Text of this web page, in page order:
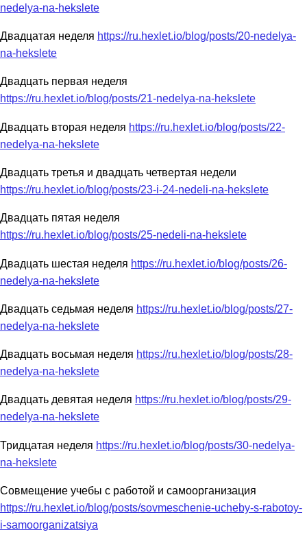
nedelya-na-hekslete
Двадцатая неделя https://ru.hexlet.io/blog/posts/20-nedelya-
na-hekslete
Двадцать первая неделя
https://ru.hexlet.io/blog/posts/21-nedelya-na-hekslete
Двадцать вторая неделя https://ru.hexlet.io/blog/posts/22-
nedelya-na-hekslete
Двадцать третья и двадцать четвертая недели
https://ru.hexlet.io/blog/posts/23-i-24-nedeli-na-hekslete
Двадцать пятая неделя
https://ru.hexlet.io/blog/posts/25-nedeli-na-hekslete
Двадцать шестая неделя https://ru.hexlet.io/blog/posts/26-
nedelya-na-hekslete
Двадцать седьмая неделя https://ru.hexlet.io/blog/posts/27-
nedelya-na-hekslete
Двадцать восьмая неделя https://ru.hexlet.io/blog/posts/28-
nedelya-na-hekslete
Двадцать девятая неделя https://ru.hexlet.io/blog/posts/29-
nedelya-na-hekslete
Тридцатая неделя https://ru.hexlet.io/blog/posts/30-nedelya-
na-hekslete
Совмещение учебы с работой и самоорганизация
https://ru.hexlet.io/blog/posts/sovmeschenie-ucheby-s-rabotoy-
i-samoorganizatsiya